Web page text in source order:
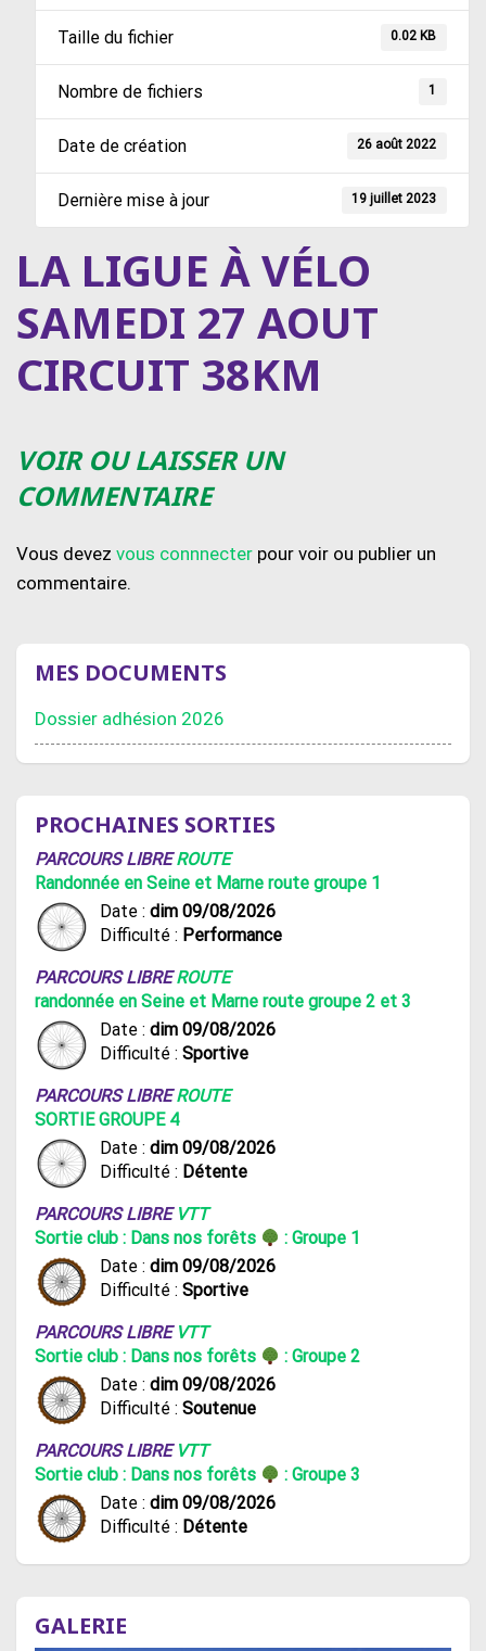
Taille du fichier 0.02 KB
Nombre de fichiers 1
Date de création 26 août 2022
Dernière mise à jour 19 juillet 2023
LA LIGUE À VÉLO
SAMEDI 27 AOUT
CIRCUIT 38KM
VOIR OU LAISSER UN
COMMENTAIRE
Vous devez vous connnecter pour voir ou publier un
commentaire.
MES DOCUMENTS
Dossier adhésion 2026
PROCHAINES SORTIES
PARCOURS LIBREROUTE
Randonnée en Seine et Marne route groupe 1
Date : dim 09/08/2026
Difficulté : Performance
PARCOURS LIBREROUTE
randonnée en Seine et Marne route groupe 2 et 3
Date : dim 09/08/2026
Difficulté : Sportive
PARCOURS LIBREROUTE
SORTIE GROUPE 4
Date : dim 09/08/2026
Difficulté : Détente
PARCOURS LIBRE VTT
Sortie club : Dans nos forêts
: Groupe 1
Date : dim 09/08/2026
Difficulté : Sportive
PARCOURS LIBRE VTT
Sortie club : Dans nos forêts
: Groupe 2
Date : dim 09/08/2026
Difficulté : Soutenue
PARCOURS LIBRE VTT
Sortie club : Dans nos forêts
: Groupe 3
Date : dim 09/08/2026
Difficulté : Détente
GALERIE